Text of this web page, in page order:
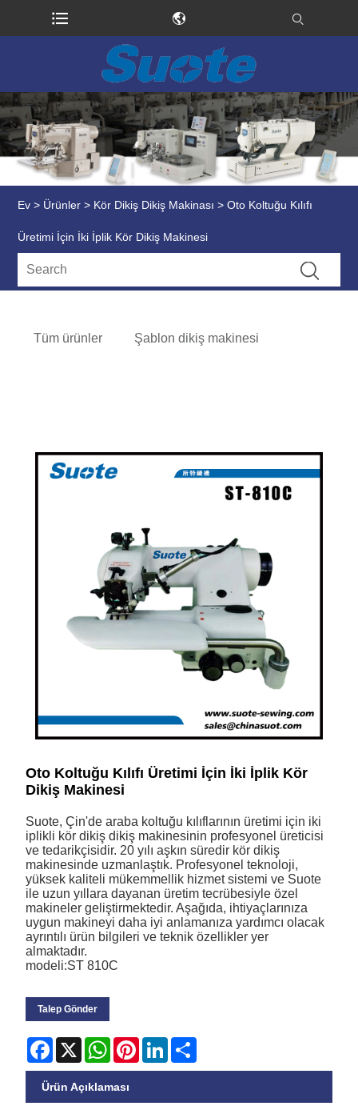
Ev > Ürünler > Kör Dikiş Dikiş Makinası > Oto Koltuğu Kılıfı
Üretimi İçin İki İplik Kör Dikiş Makinesi
Tüm ürünler Şablon dikiş makinesi
Oto Koltuğu Kılıfı Üretimi İçin İki İplik Kör
Dikiş Makinesi
Suote, Çin'de araba koltuğu kılıflarının üretimi için iki
iplikli kör dikiş dikiş makinesinin profesyonel üreticisi
ve tedarikçisidir. 20 yılı aşkın süredir kör dikiş
makinesinde uzmanlaştık. Profesyonel teknoloji,
yüksek kaliteli mükemmellik hizmet sistemi ve Suote
ile uzun yıllara dayanan üretim tecrübesiyle özel
makineler geliştirmektedir. Aşağıda, ihtiyaçlarınıza
uygun makineyi daha iyi anlamanıza yardımcı olacak
ayrıntılı ürün bilgileri ve teknik özellikler yer
almaktadır.
modeli:ST 810C
Talep Gönder
Facebook
X WhatsApp
PinterestLinkedIn
Ürün Açıklaması